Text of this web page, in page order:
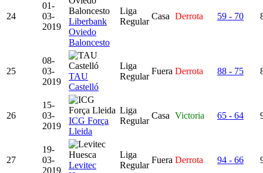
24
01-
03-
2019
Liberbank
Oviedo
Baloncesto
Liga
Regular
Casa Derrota 59 - 70
25
08-
03-
2019
TAU
Castelló
Liga
Regular
Fuera Derrota 88 - 75
26
15-
03-
2019
ICG Força
Lleida
Liga
Regular
Casa Victoria 65 - 64
27
19-
03-
2019
Levitec
Liga
Regular
Fuera Derrota 94 - 66